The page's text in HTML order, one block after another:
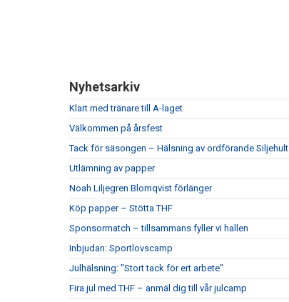
Nyhetsarkiv
Klart med tränare till A-laget
Välkommen på årsfest
Tack för säsongen – Hälsning av ordförande Siljehult
Utlämning av papper
Noah Liljegren Blomqvist förlänger
Köp papper – Stötta THF
Sponsormatch – tillsammans fyller vi hallen
Inbjudan: Sportlovscamp
Julhälsning: "Stort tack för ert arbete"
Fira jul med THF – anmäl dig till vår julcamp